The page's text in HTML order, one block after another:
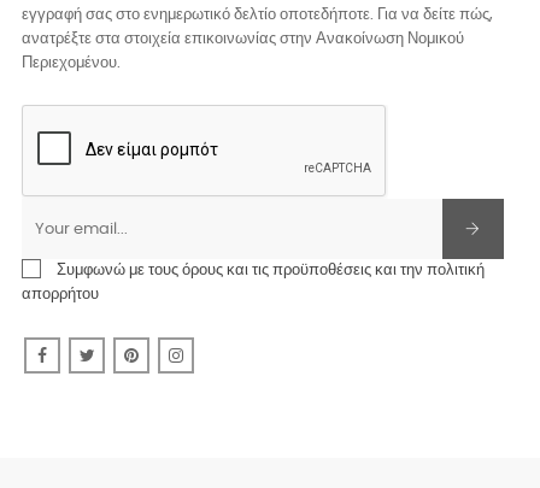
εγγραφή σας στο ενημερωτικό δελτίο οποτεδήποτε. Για να δείτε πώς,
ανατρέξτε στα στοιχεία επικοινωνίας στην Ανακοίνωση Νομικού
Περιεχομένου.
Συμφωνώ με τους όρους και τις προϋποθέσεις και την πολιτική
απορρήτου
Facebook
Twitter Pinterest